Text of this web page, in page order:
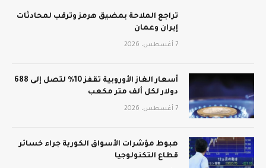
تراجع الملاحة بمضيق هرمز وترقب لمحادثات
إيران وعمان
7 أغسطس، 2026
أسعار الغاز الأوروبية تقفز 10% لتصل إلى 688
دولار لكل ألف متر مكعب
7 أغسطس، 2026
هبوط مؤشرات الأسواق الكورية جراء خسائر
قطاع التكنولوجيا